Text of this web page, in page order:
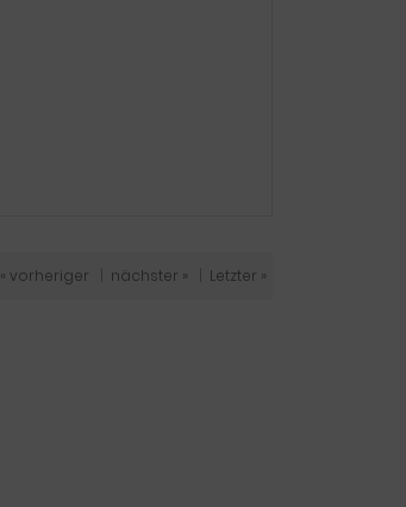
« vorheriger nächster » Letzter »